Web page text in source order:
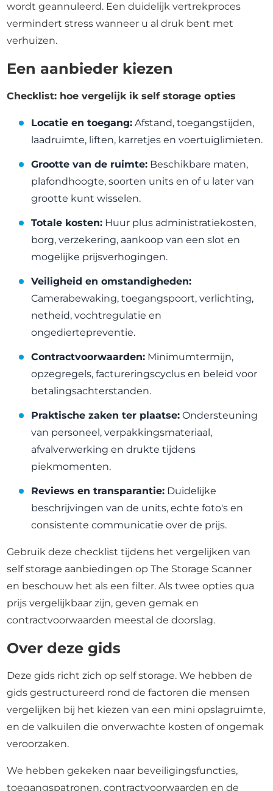
wordt geannuleerd. Een duidelijk vertrekproces
vermindert stress wanneer u al druk bent met
verhuizen.
Een aanbieder kiezen
Checklist: hoe vergelijk ik self storage opties
Locatie en toegang: Afstand, toegangstijden,
laadruimte, liften, karretjes en voertuiglimieten.
Grootte van de ruimte: Beschikbare maten,
plafondhoogte, soorten units en of u later van
grootte kunt wisselen.
Totale kosten: Huur plus administratiekosten,
borg, verzekering, aankoop van een slot en
mogelijke prijsverhogingen.
Veiligheid en omstandigheden:
Camerabewaking, toegangspoort, verlichting,
netheid, vochtregulatie en
ongediertepreventie.
Contractvoorwaarden: Minimumtermijn,
opzegregels, factureringscyclus en beleid voor
betalingsachterstanden.
Praktische zaken ter plaatse: Ondersteuning
van personeel, verpakkingsmateriaal,
afvalverwerking en drukte tijdens
piekmomenten.
Reviews en transparantie: Duidelijke
beschrijvingen van de units, echte foto's en
consistente communicatie over de prijs.
Gebruik deze checklist tijdens het vergelijken van
self storage aanbiedingen op The Storage Scanner
en beschouw het als een filter. Als twee opties qua
prijs vergelijkbaar zijn, geven gemak en
contractvoorwaarden meestal de doorslag.
Over deze gids
Deze gids richt zich op self storage. We hebben de
gids gestructureerd rond de factoren die mensen
vergelijken bij het kiezen van een mini opslagruimte,
en de valkuilen die onverwachte kosten of ongemak
veroorzaken.
We hebben gekeken naar beveiligingsfuncties,
toegangspatronen, contractvoorwaarden en de